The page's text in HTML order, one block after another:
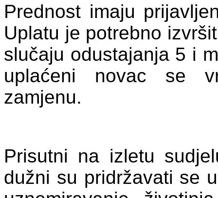
Prednost imaju
Uplatu je potrebno
slučaju odustajanja 5 i
uplaćeni novac se
zamjenu.
Prisutni na izletu
dužni su pridržavati se